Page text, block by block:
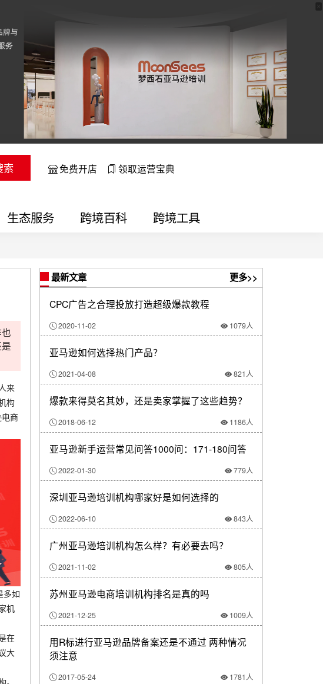
索 免费开店 领取运营宝典
生态服务 跨境百科 跨境工具
来
构
商
多如
机
在
大
最新文章 更多>>
CPC广告之合理投放打造超级爆款教程
2020-11-02 1079人
亚马逊如何选择热门产品？
2021-04-08 821人
爆款来得莫名其妙，还是卖家掌握了这些趋势？
2018-06-12 1186人
亚马逊新手运营常见问答1000问：171-180问答
2022-01-30 779人
深圳亚马逊培训机构哪家好是如何选择的
2022-06-10 843人
广州亚马逊培训机构怎么样？有必要去吗？
2021-11-02 805人
苏州亚马逊电商培训机构排名是真的吗
2021-12-25 1009人
用R标进行亚马逊品牌备案还是不通过 两种情况
须注意
2017-05-24 1781人